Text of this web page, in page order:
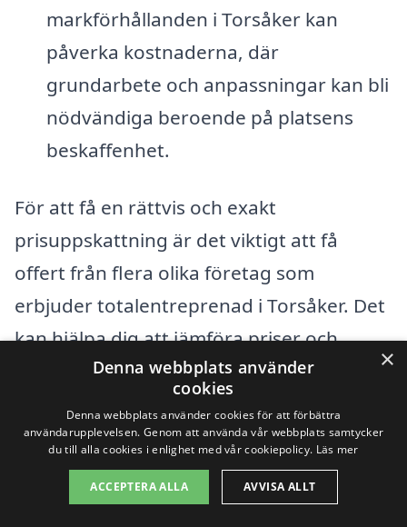
markförhållanden i Torsåker kan
påverka kostnaderna, där
grundarbete och anpassningar kan bli
nödvändiga beroende på platsens
beskaffenhet.
För att få en rättvis och exakt
prisuppskattning är det viktigt att få
offert från flera olika företag som
erbjuder totalentreprenad i Torsåker. Det
kan hjälpa dig att jämföra priser och
tjänster, utan att kompromissa med
lokala entreprenörer genom att använda
vår plattform, vilket ger dig möjlighet att
hitta en totalentreprenör som passar just
×
Denna webbplats använder
cookies
Denna webbplats använder cookies för att förbättra
användarupplevelsen. Genom att använda vår webbplats samtycker
du till alla cookies i enlighet med vår cookiepolicy. Läs mer
ACCEPTERA ALLA AVVISA ALLT